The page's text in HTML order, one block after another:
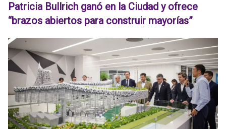
Patricia Bullrich ganó en la Ciudad y ofrece
“brazos abiertos para construir mayorías”